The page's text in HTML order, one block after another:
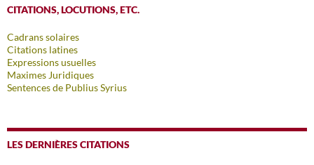
CITATIONS, LOCUTIONS, ETC.
Cadrans solaires
Citations latines
Expressions usuelles
Maximes Juridiques
Sentences de Publius Syrius
LES DERNIÈRES CITATIONS